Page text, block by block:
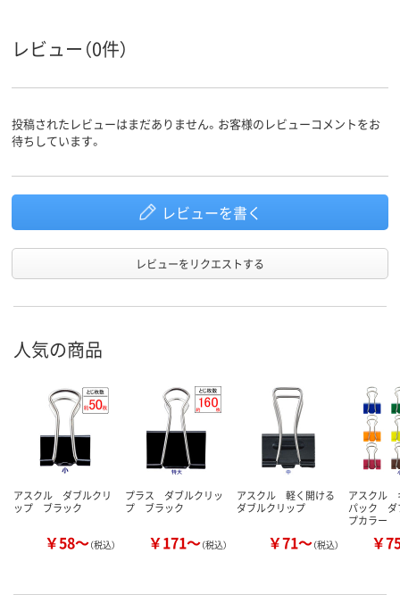
レビュー（0件）
投稿されたレビューはまだありません。お客様のレビューコメントをお
待ちしています。
レビューを書く
レビューをリクエストする
人気の商品
アスクル ダブルクリ
ップ ブラック
￥58～（税込）
プラス ダブルクリッ
プ ブラック
￥171～（税込）
アスクル 軽く開ける
ダブルクリップ
￥71～（税込）
アスクル
パック ダ
プカラー
￥